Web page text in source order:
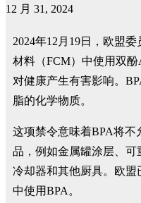
12 月 31, 2024
2024年12月19日，欧盟
材料（FCM）中使用双
对健康产生有害影响。
脂的化学物质。
这项禁令意味着BPA将
品，例如金属罐涂层、
冷却器和其他厨具。欧
中使用BPA。